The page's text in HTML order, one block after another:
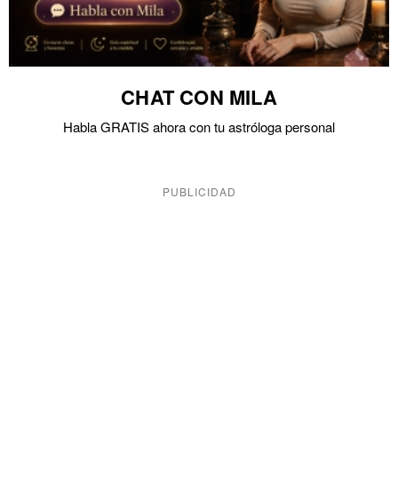
CHAT CON MILA
Habla GRATIS ahora con tu astróloga personal